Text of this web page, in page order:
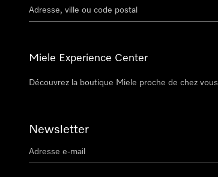
Miele Experience Center
Découvrez la boutique Miele proche de chez vous
Newsletter